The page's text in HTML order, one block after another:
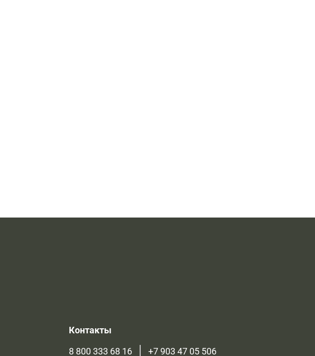
Контакты
8 800 333 68 16 +7 903 47 05 506